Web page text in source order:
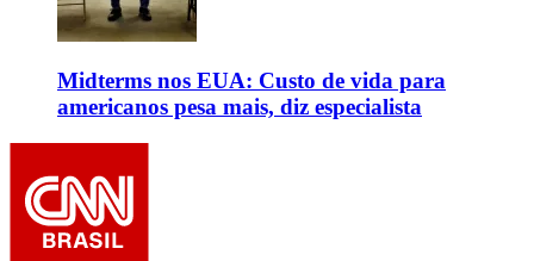
Midterms nos EUA: Custo de vida para
americanos pesa mais, diz especialista